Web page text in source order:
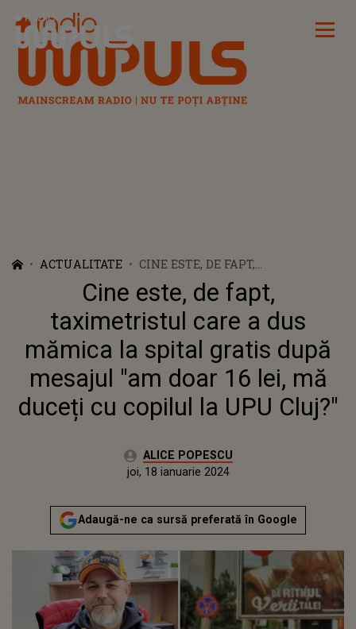
Radio Impuls
ACTUALITATE
CINE ESTE, DE FAPT,
TAXIMETRISTUL CARE A DUS
MĂMICA LA SPITAL GRATIS DUPĂ
MESAJUL "AM DOAR 16 LEI, MĂ
DUCEȚI CU COPILUL LA UPU
CLUJ?"
Cine este, de fapt,
taximetristul care a dus
mămica la spital gratis după
mesajul "am doar 16 lei, mă
duceți cu copilul la UPU Cluj?"
Autor:ALICE POPESCU
miercuri, 18 ianuarie 2023Actualizat:
joi, 18 ianuarie 2024
Adaugă-ne ca sursă preferată în Google